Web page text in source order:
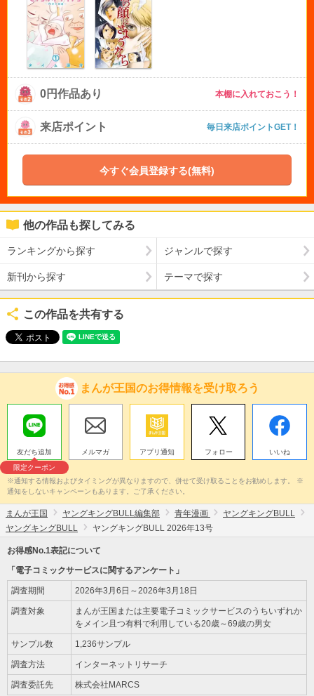
0円作品あり 本棚に入れておこう！
来店ポイント 毎日来店ポイントGET！
今すぐ会員登録する(無料)
他の作品も探してみる
ランキングから探す ジャンルで探す
新刊から探す テーマで探す
この作品を共有する
まんが王国のお得情報を受け取ろう
友だち追加
限定クーポン
メルマガ アプリ通知 フォロー いいね
※通知する情報およびタイミングが異なりますので、併せて受け取ることをお勧めします。 ※
通知をしないキャンペーンもあります。ご了承ください。
まんが王国 ヤングキングBULL編集部 青年漫画
ヤングキングBULL
ヤングキングBULL
ヤングキングBULL 2026年13号
お得感No.1表記について
「電子コミックサービスに関するアンケート」
調査期間 2026年3月6日～2026年3月18日
調査対象
まんが王国または主要電子コミックサービスのうちいずれか
をメイン且つ有料で利用している20歳～69歳の男女
サンプル数 1,236サンプル
調査方法 インターネットリサーチ
調査委託先 株式会社MARCS